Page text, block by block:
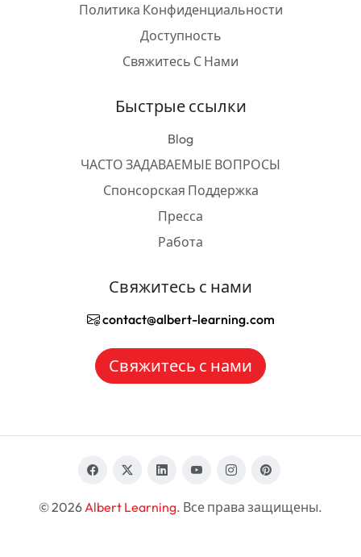
Политика Конфиденциальности
Доступность
Свяжитесь С Нами
Быстрые ссылки
Blog
ЧАСТО ЗАДАВАЕМЫЕ ВОПРОСЫ
Спонсорская Поддержка
Пресса
Работа
Свяжитесь с нами
contact@albert-learning.com
Свяжитесь с нами
© 2026 Albert Learning. Все права защищены.